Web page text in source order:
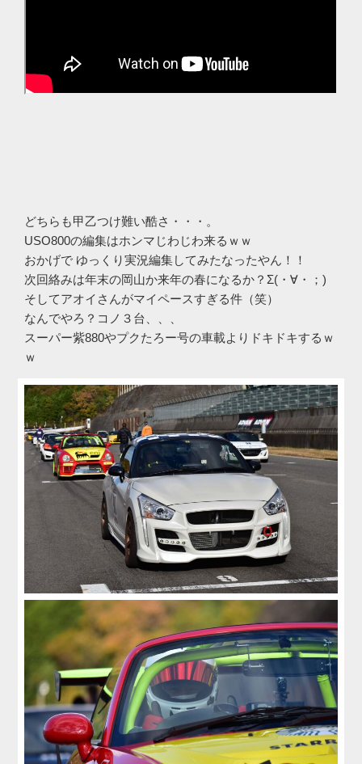
どちらも甲乙つけ難い酷さ・・・。
USO800の編集はホンマじわじわ来るｗｗ
おかげで ゆっくり実況編集してみたなったやん！！
次回絡みは年末の岡山か来年の春になるか？Σ(・∀・；)
そしてアオイさんがマイペースすぎる件（笑）
なんでやろ？コノ３台、、、
スーパー紫880やプクたろー号の車載よりドキドキするｗ
ｗ